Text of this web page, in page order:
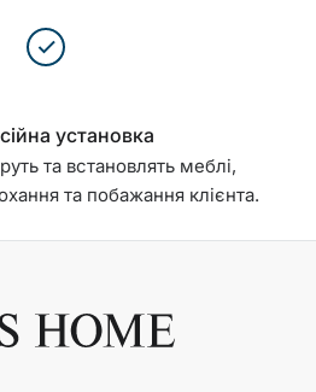
установка
та встановлять меблі,
та побажання клієнта.